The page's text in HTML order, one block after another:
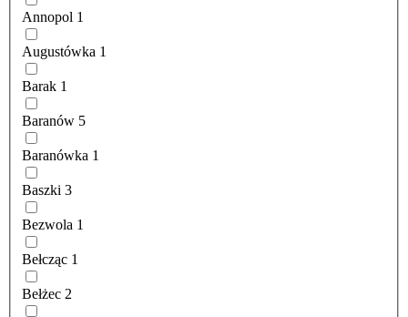
Annopol 1
Augustówka 1
Barak 1
Baranów 5
Baranówka 1
Baszki 3
Bezwola 1
Bełcząc 1
Bełżec 2